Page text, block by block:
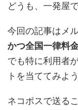
どうも、一発屋で
今回の記事はメ
かつ全国一律料
でも特に利用者
トを当ててみよ
ネコポスで送る